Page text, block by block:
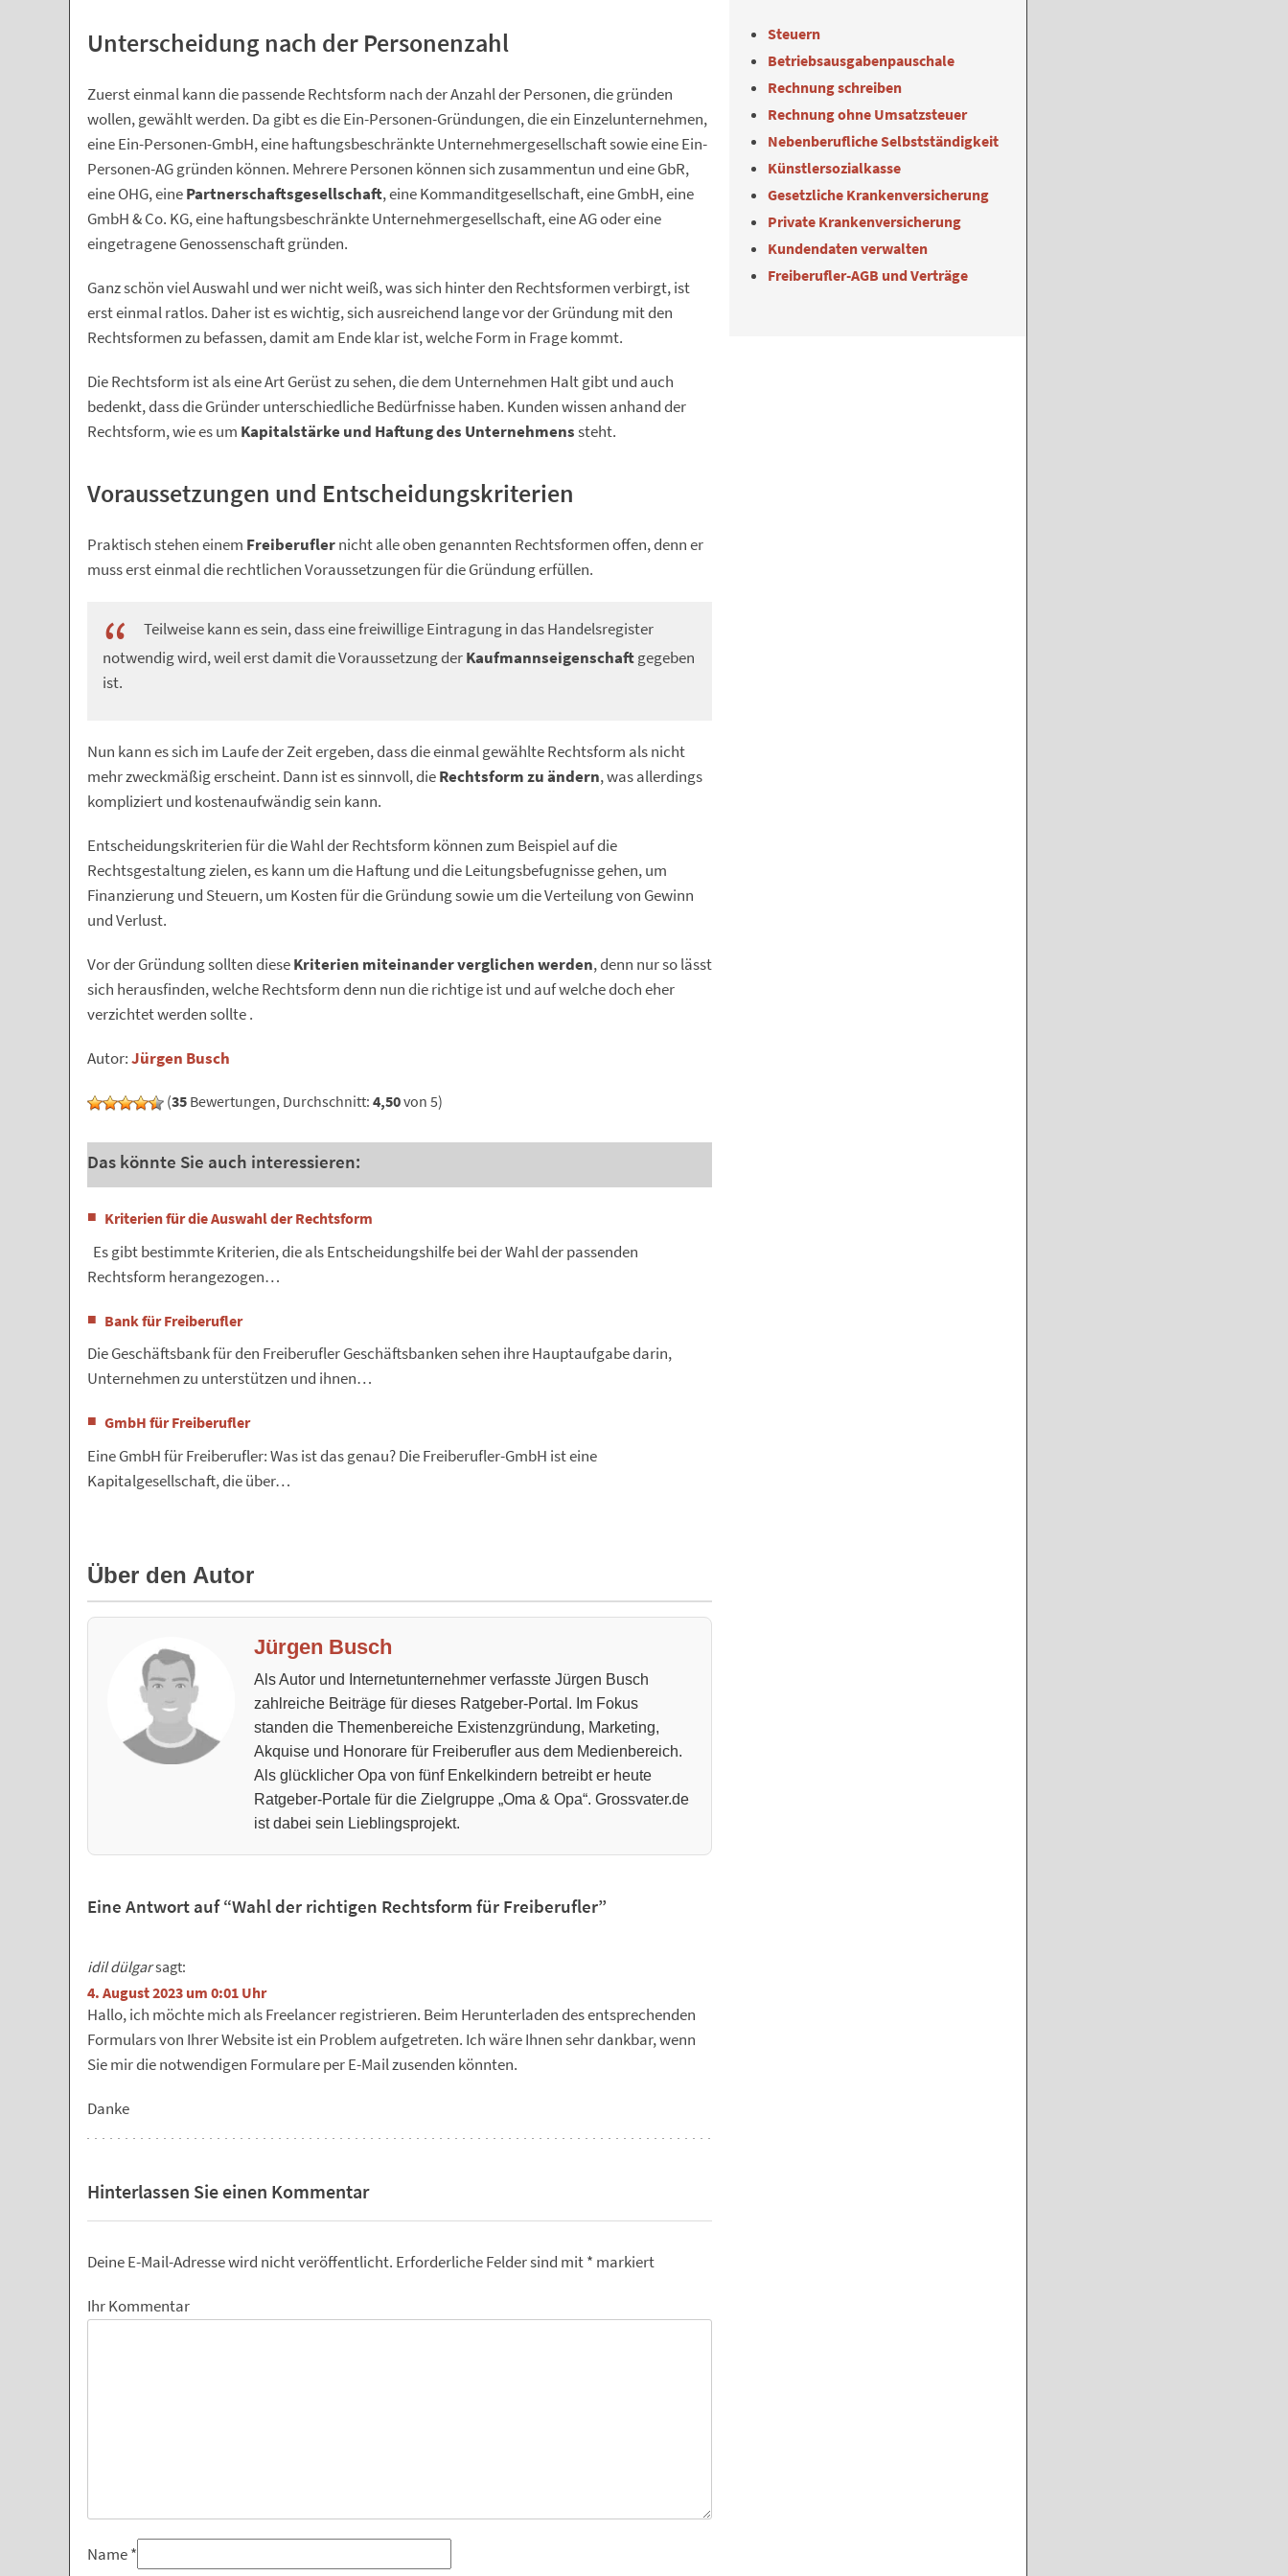
Unterscheidung nach der Personenzahl
Zuerst einmal kann die passende Rechtsform nach der Anzahl der Personen, die gründen
wollen, gewählt werden. Da gibt es die Ein-Personen-Gründungen, die ein Einzelunternehmen,
eine Ein-Personen-GmbH, eine haftungsbeschränkte Unternehmergesellschaft sowie eine Ein-
Personen-AG gründen können. Mehrere Personen können sich zusammentun und eine GbR,
eine OHG, einePartnerschaftsgesellschaft, eine Kommanditgesellschaft, eine GmbH, eine
GmbH & Co. KG, eine haftungsbeschränkte Unternehmergesellschaft, eine AG oder eine
eingetragene Genossenschaft gründen.
Ganz schön viel Auswahl und wer nicht weiß, was sich hinter den Rechtsformen verbirgt, ist
erst einmal ratlos. Daher ist es wichtig, sich ausreichend lange vor der Gründung mit den
Rechtsformen zu befassen, damit am Ende klar ist, welche Form in Frage kommt.
Die Rechtsform ist als eine Art Gerüst zu sehen, die dem Unternehmen Halt gibt und auch
bedenkt, dass die Gründer unterschiedliche Bedürfnisse haben. Kunden wissen anhand der
Rechtsform, wie es um Kapitalstärke und Haftung des Unternehmenssteht.
Voraussetzungen und Entscheidungskriterien
Praktisch stehen einem Freiberuflernicht alle oben genannten Rechtsformen offen, denn er
muss erst einmal die rechtlichen Voraussetzungen für die Gründung erfüllen.
Teilweise kann es sein, dass eine freiwillige Eintragung in das Handelsregister
notwendig wird, weil erst damit die Voraussetzung derKaufmannseigenschaftgegeben
ist.
Nun kann es sich im Laufe der Zeit ergeben, dass die einmal gewählte Rechtsform als nicht
mehr zweckmäßig erscheint. Dann ist es sinnvoll, dieRechtsform zu ändern, was allerdings
kompliziert und kostenaufwändig sein kann.
Entscheidungskriterien für die Wahl der Rechtsform können zum Beispiel auf die
Rechtsgestaltung zielen, es kann um die Haftung und die Leitungsbefugnisse gehen, um
Finanzierung und Steuern, um Kosten für die Gründung sowie um die Verteilung von Gewinn
und Verlust.
Vor der Gründung sollten dieseKriterien miteinander verglichen werden, denn nur so lässt
sich herausfinden, welche Rechtsform denn nun die richtige ist und auf welche doch eher
verzichtet werden sollte .
Autor:Jürgen Busch
(35 Bewertungen, Durchschnitt: 4,50von 5)
Das könnte Sie auch interessieren:
Kriterien für die Auswahl der Rechtsform
Es gibt bestimmte Kriterien, die als Entscheidungshilfe bei der Wahl der passenden
Rechtsform herangezogen…
Bank für Freiberufler
Die Geschäftsbank für den Freiberufler Geschäftsbanken sehen ihre Hauptaufgabe darin,
Unternehmen zu unterstützen und ihnen…
GmbH für Freiberufler
Eine GmbH für Freiberufler: Was ist das genau? Die Freiberufler-GmbH ist eine
Kapitalgesellschaft, die über…
Über den Autor
Jürgen Busch
Als Autor und Internetunternehmer verfasste Jürgen Busch
zahlreiche Beiträge für dieses Ratgeber-Portal. Im Fokus
standen die Themenbereiche Existenzgründung, Marketing,
Akquise und Honorare für Freiberufler aus dem Medienbereich.
Als glücklicher Opa von fünf Enkelkindern betreibt er heute
Ratgeber-Portale für die Zielgruppe „Oma & Opa“. Grossvater.de
ist dabei sein Lieblingsprojekt.
Eine Antwort auf “Wahl der richtigen Rechtsform für Freiberufler”
idil dülgarsagt:
4. August 2023 um 0:01 Uhr
Hallo, ich möchte mich als Freelancer registrieren. Beim Herunterladen des entsprechenden
Formulars von Ihrer Website ist ein Problem aufgetreten. Ich wäre Ihnen sehr dankbar, wenn
Sie mir die notwendigen Formulare per E-Mail zusenden könnten.
Danke
Hinterlassen Sie einen Kommentar
Deine E-Mail-Adresse wird nicht veröffentlicht. Erforderliche Felder sind mit* markiert
Ihr Kommentar
Name*
Steuern
Betriebsausgabenpauschale
Rechnung schreiben
Rechnung ohne Umsatzsteuer
Nebenberufliche Selbstständigkeit
Künstlersozialkasse
Gesetzliche Krankenversicherung
Private Krankenversicherung
Kundendaten verwalten
Freiberufler-AGB und Verträge